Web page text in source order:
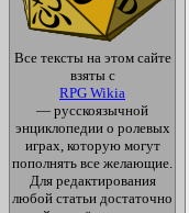
Все тексты на этом сайте
взяты с
RPG Wikia
— русскоязычной
энциклопедии о ролевых
играх, которую могут
пополнять все желающие.
Для редактирования
любой статьи достаточно